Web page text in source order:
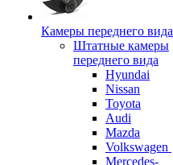
Камеры переднего вида
Штатные камеры
переднего вида
Hyundai
Nissan
Toyota
Audi
Mazda
Volkswagen
Mercedes-